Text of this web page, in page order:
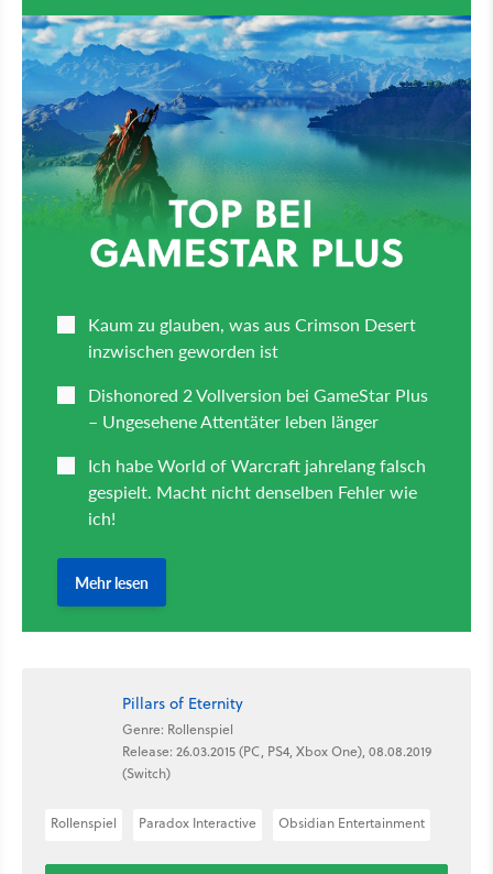
Pillars of Eternity
Genre: Rollenspiel
Release: 26.03.2015 (PC, PS4, Xbox One), 08.08.2019
(Switch)
Rollenspiel Paradox Interactive Obsidian Entertainment